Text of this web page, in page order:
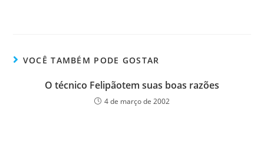
VOCÊ TAMBÉM PODE GOSTAR
O técnico Felipãotem suas boas razões
4 de março de 2002